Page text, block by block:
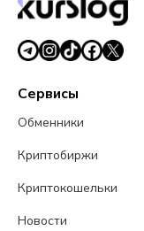
Сервисы
Обменники
Криптобиржи
Криптокошельки
Новости